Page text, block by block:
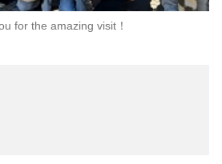
for the amazing visit！